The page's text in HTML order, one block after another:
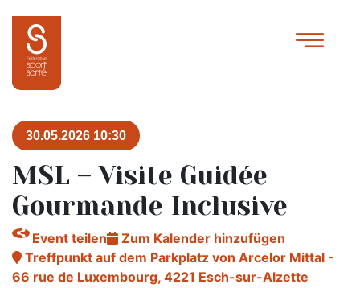
30.05.2026 10:30
MSL – Visite Guidée
Gourmande Inclusive
Event teilen
Zum Kalender hinzufügen
Treffpunkt auf dem Parkplatz von Arcelor Mittal -
66 rue de Luxembourg, 4221 Esch-sur-Alzette